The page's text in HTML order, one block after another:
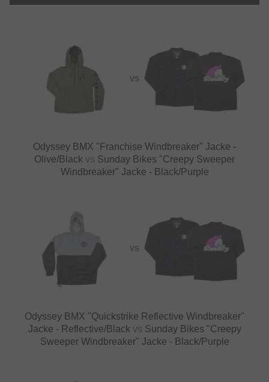
VS
Odyssey BMX "Franchise Windbreaker" Jacke -
Olive/Black vs Sunday Bikes "Creepy Sweeper
Windbreaker" Jacke - Black/Purple
VS
Odyssey BMX "Quickstrike Reflective Windbreaker"
Jacke - Reflective/Black vs Sunday Bikes "Creepy
Sweeper Windbreaker" Jacke - Black/Purple